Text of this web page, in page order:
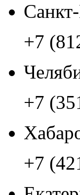
+7
+7
+7